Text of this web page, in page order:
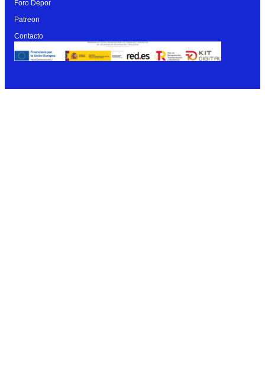
Foro Dépor
Patreon
Contacto